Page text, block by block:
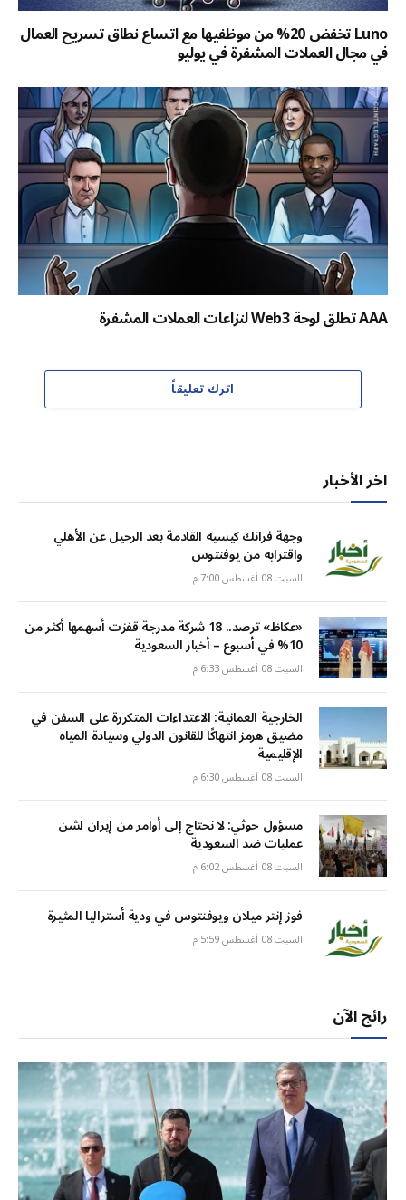
Luno تخفض 20% من موظفيها مع اتساع نطاق تسريح العمال
في مجال العملات المشفرة في يوليو
AAA تطلق لوحة Web3 لنزاعات العملات المشفرة
اترك تعليقاً
اخر الأخبار
وجهة فرانك كيسيه القادمة بعد الرحيل عن الأهلي
واقترابه من يوفنتوس
السبت 08 أغسطس 7:00 م
«عكاظ» ترصد.. 18 شركة مدرجة قفزت أسهمها أكثر من
10% في أسبوع – أخبار السعودية
السبت 08 أغسطس 6:33 م
الخارجية العمانية: الاعتداءات المتكررة على السفن في
مضيق هرمز انتهاكًا للقانون الدولي وسيادة المياه
الإقليمية
السبت 08 أغسطس 6:30 م
مسؤول حوثي: لا نحتاج إلى أوامر من إيران لشن
عمليات ضد السعودية
السبت 08 أغسطس 6:02 م
فوز إنتر ميلان ويوفنتوس في ودية أستراليا المثيرة
السبت 08 أغسطس 5:59 م
رائج الآن